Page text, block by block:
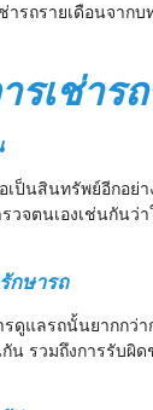
ารถรายเดือนจาก
รเช่าร
เป็นสินทรัพย์อีกอ
วจตนเองเช่นกัน
กษารถ
ดูแลรถนั้นยากกว่
รวมถึงการรับผิ